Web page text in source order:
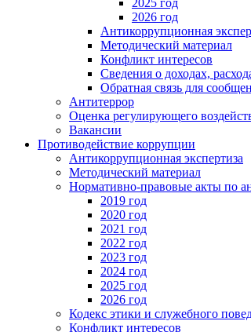
2025 год
2026 год
Антикоррупционная
Методический материал
Конфликт интересов
Сведения о доходах,
Обратная связь для
Антитеррор
Оценка регулирующего
Вакансии
Противодействие коррупции
Антикоррупционная экспертиза
Методический материал
Нормативно-правовые акты по
2019 год
2020 год
2021 год
2022 год
2023 год
2024 год
2025 год
2026 год
Кодекс этики и служебного
Конфликт интересов